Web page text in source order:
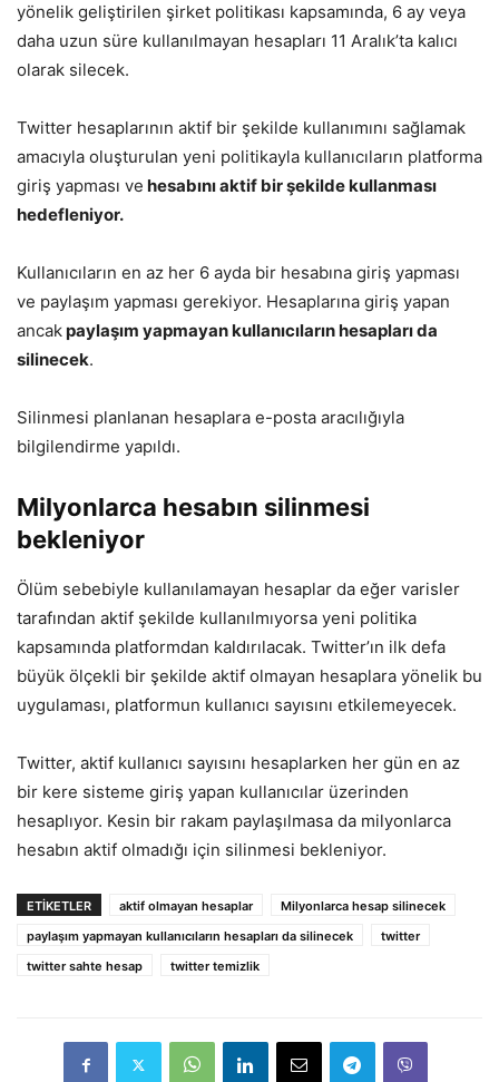
yönelik geliştirilen şirket politikası kapsamında, 6 ay veya
daha uzun süre kullanılmayan hesapları 11 Aralık’ta kalıcı
olarak silecek.
Twitter hesaplarının aktif bir şekilde kullanımını sağlamak
amacıyla oluşturulan yeni politikayla kullanıcıların platforma
giriş yapması ve hesabını aktif bir şekilde kullanması
hedefleniyor.
Kullanıcıların en az her 6 ayda bir hesabına giriş yapması
ve paylaşım yapması gerekiyor. Hesaplarına giriş yapan
ancakpaylaşım yapmayan kullanıcıların hesapları da
silinecek.
Silinmesi planlanan hesaplara e-posta aracılığıyla
bilgilendirme yapıldı.
Milyonlarca hesabın silinmesi
bekleniyor
Ölüm sebebiyle kullanılamayan hesaplar da eğer varisler
tarafından aktif şekilde kullanılmıyorsa yeni politika
kapsamında platformdan kaldırılacak. Twitter’ın ilk defa
büyük ölçekli bir şekilde aktif olmayan hesaplara yönelik bu
uygulaması, platformun kullanıcı sayısını etkilemeyecek.
Twitter, aktif kullanıcı sayısını hesaplarken her gün en az
bir kere sisteme giriş yapan kullanıcılar üzerinden
hesaplıyor. Kesin bir rakam paylaşılmasa da milyonlarca
hesabın aktif olmadığı için silinmesi bekleniyor.
ETIKETLER aktif olmayan hesaplar
Milyonlarca hesap silinecek
paylaşım yapmayan kullanıcıların hesapları da silinecek
twitter
twitter sahte hesap
twitter temizlik